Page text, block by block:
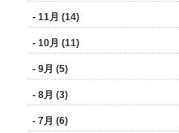
- 11月 (14)
- 10月 (11)
- 9月 (5)
- 8月 (3)
- 7月 (6)